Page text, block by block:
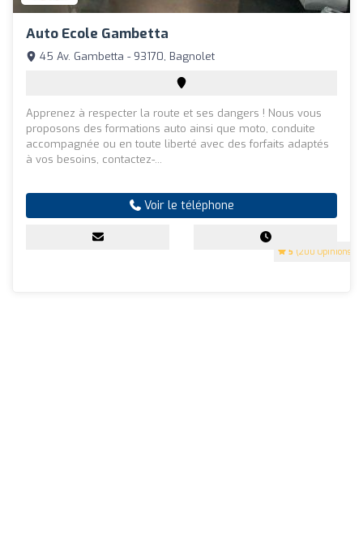
Auto Ecole Gambetta
5 (200 Opinions)
45 Av. Gambetta - 93170, Bagnolet
Apprenez à respecter la route et ses dangers ! Nous vous
proposons des formations auto ainsi que moto, conduite
accompagnée ou en toute liberté avec des forfaits adaptés
à vos besoins, contactez-...
Voir le téléphone